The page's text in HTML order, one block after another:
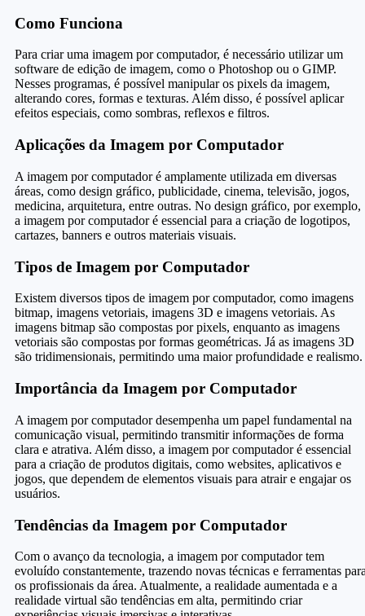
Como Funciona
Para criar uma imagem por computador, é necessário utilizar um
software de edição de imagem, como o Photoshop ou o GIMP.
Nesses programas, é possível manipular os pixels da imagem,
alterando cores, formas e texturas. Além disso, é possível aplicar
efeitos especiais, como sombras, reflexos e filtros.
Aplicações da Imagem por Computador
A imagem por computador é amplamente utilizada em diversas
áreas, como design gráfico, publicidade, cinema, televisão, jogos,
medicina, arquitetura, entre outras. No design gráfico, por exemplo,
a imagem por computador é essencial para a criação de logotipos,
cartazes, banners e outros materiais visuais.
Tipos de Imagem por Computador
Existem diversos tipos de imagem por computador, como imagens
bitmap, imagens vetoriais, imagens 3D e imagens vetoriais. As
imagens bitmap são compostas por pixels, enquanto as imagens
vetoriais são compostas por formas geométricas. Já as imagens 3D
são tridimensionais, permitindo uma maior profundidade e realismo.
Importância da Imagem por Computador
A imagem por computador desempenha um papel fundamental na
comunicação visual, permitindo transmitir informações de forma
clara e atrativa. Além disso, a imagem por computador é essencial
para a criação de produtos digitais, como websites, aplicativos e
jogos, que dependem de elementos visuais para atrair e engajar os
usuários.
Tendências da Imagem por Computador
Com o avanço da tecnologia, a imagem por computador tem
evoluído constantemente, trazendo novas técnicas e ferramentas
os profissionais da área. Atualmente, a realidade aumentada e a
realidade virtual são tendências em alta, permitindo criar